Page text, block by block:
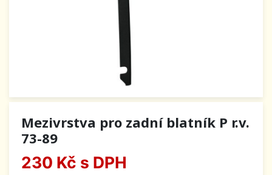
Mezivrstva pro zadní blatník P r.v.
73-89
230 Kč s DPH